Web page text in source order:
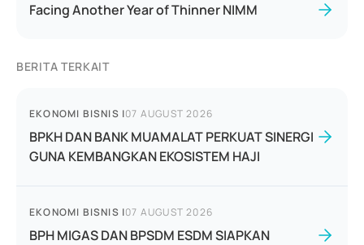
Facing Another Year of Thinner NIMM
BERITA TERKAIT
EKONOMI BISNIS |07 AUGUST 2026
BPKH DAN BANK MUAMALAT PERKUAT SINERGI
GUNA KEMBANGKAN EKOSISTEM HAJI
EKONOMI BISNIS |07 AUGUST 2026
BPH MIGAS DAN BPSDM ESDM SIAPKAN